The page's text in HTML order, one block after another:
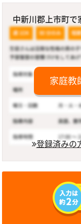
中新川郡上市町で
家庭教
登録済みの